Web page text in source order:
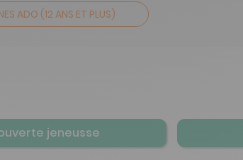
ADO (12 ANS ET PLUS)
jeneusse